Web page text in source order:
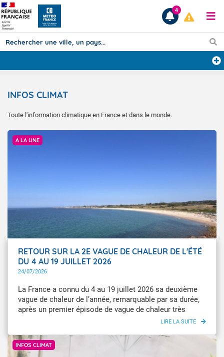
Prévisions
4
INFOS CLIMAT
Toute l'information climatique en France et dans le monde.
A LA UNE
@alain50 via @Infoclimat
RETOUR SUR LA 2E VAGUE DE CHALEUR DE L'ÉTÉ
DU 4 AU 19 JUILLET 2026
24/07/2026
La France a connu du 4 au 19 juillet 2026 sa deuxième
vague de chaleur de l’année, remarquable par sa durée,
après un premier épisode de vague de chaleur très
intense du 17 au 30 juin et un épisode caniculaire
atteint les seuils de la vague de chaleur. Au plus fort de
l’épisode, le 12 juillet 2026, 37 départements ont été
INFOS CLIMAT
Météo-France